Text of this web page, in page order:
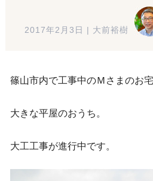
2017年2月3日 大前裕樹
篠山市内で工事中のＭさまのお宅
大きな平屋のおうち。
大工工事が進行中です。